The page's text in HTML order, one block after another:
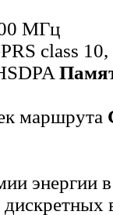
МГц
class
маршрута
энергии
дискретных